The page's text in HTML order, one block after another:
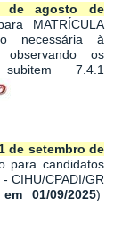
de agosto de
MATRÍCULA
necessária à
os
7.4.1
de setembro de
para candidatos
CIHU/CPADI/GR
01/09/2025)